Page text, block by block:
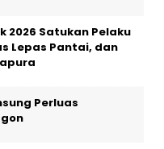
2026 Satukan Pelaku
Lepas Pantai, dan
Perluas